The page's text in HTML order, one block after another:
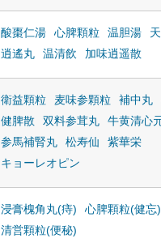
酸棗仁湯 心脾顆粒 温胆湯
逍遙丸
温清飲 加味逍遥散
衛益顆粒 麦味参顆粒 補中丸
健脾散
双料参茸丸
牛黄清心
参馬補腎丸
松寿仙
紫華栄
キョーレオピン
浸膏槐角丸(痔)
心脾顆粒(健忘)
清営顆粒(便秘)